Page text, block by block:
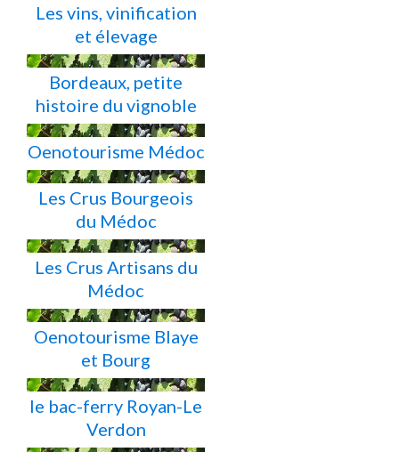
Les vins, vinification
et élevage
Bordeaux, petite
histoire du vignoble
Oenotourisme Médoc
Les Crus Bourgeois
du Médoc
Les Crus Artisans du
Médoc
Oenotourisme Blaye
et Bourg
le bac-ferry Royan-Le
Verdon